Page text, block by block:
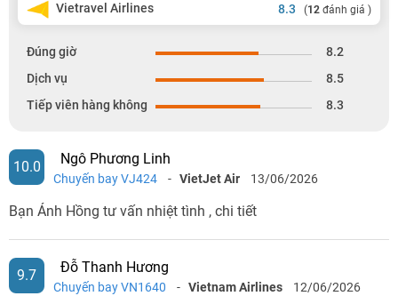
Vietravel Airlines 8.3 (12 đánh giá )
Đúng giờ
8.2
Dịch vụ
8.5
Tiếp viên hàng không
8.3
10.0 Ngô Phương Linh
Chuyến bay VJ424 - VietJet Air 13/06/2026
Bạn Ánh Hồng tư vấn nhiệt tình , chi tiết
9.7 Đỗ Thanh Hương
Chuyến bay VN1640 - Vietnam Airlines 12/06/2026